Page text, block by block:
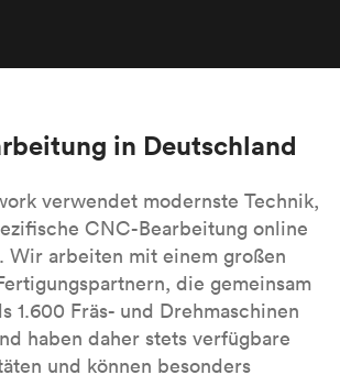
in Deutschland
verwendet modernste Technik,
CNC-Bearbeitung online
Wir arbeiten mit einem großen
die gemeinsam
1.600 Fräs- und Drehmaschinen
haben daher stets verfügbare
und können besonders